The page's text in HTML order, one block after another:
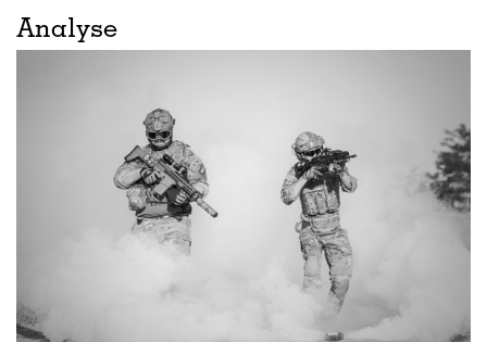
Analyse